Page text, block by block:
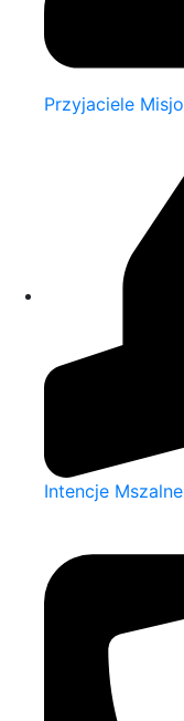
Przyjaciele
Intencje